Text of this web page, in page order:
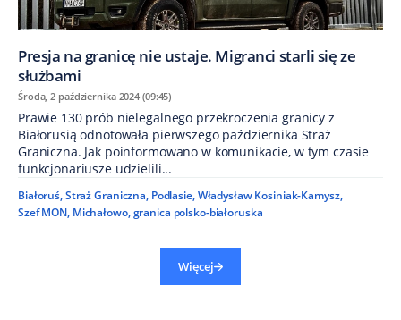
Presja na granicę nie ustaje. Migranci starli się ze
służbami
Środa, 2 października 2024 (09:45)
Prawie 130 prób nielegalnego przekroczenia granicy z
Białorusią odnotowała pierwszego października Straż
Graniczna. Jak poinformowano w komunikacie, w tym czasie
funkcjonariusze udzielili...
Białoruś,Straż Graniczna, Podlasie,Władysław Kosiniak-Kamysz,
Szef MON, Michałowo,granica polsko-białoruska
Więcej